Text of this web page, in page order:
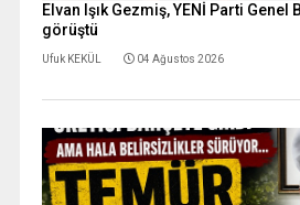
Elvan Işık Gezmiş, YENİ Parti Genel
görüştü
Ufuk KEKÜL 04 Ağustos 2026